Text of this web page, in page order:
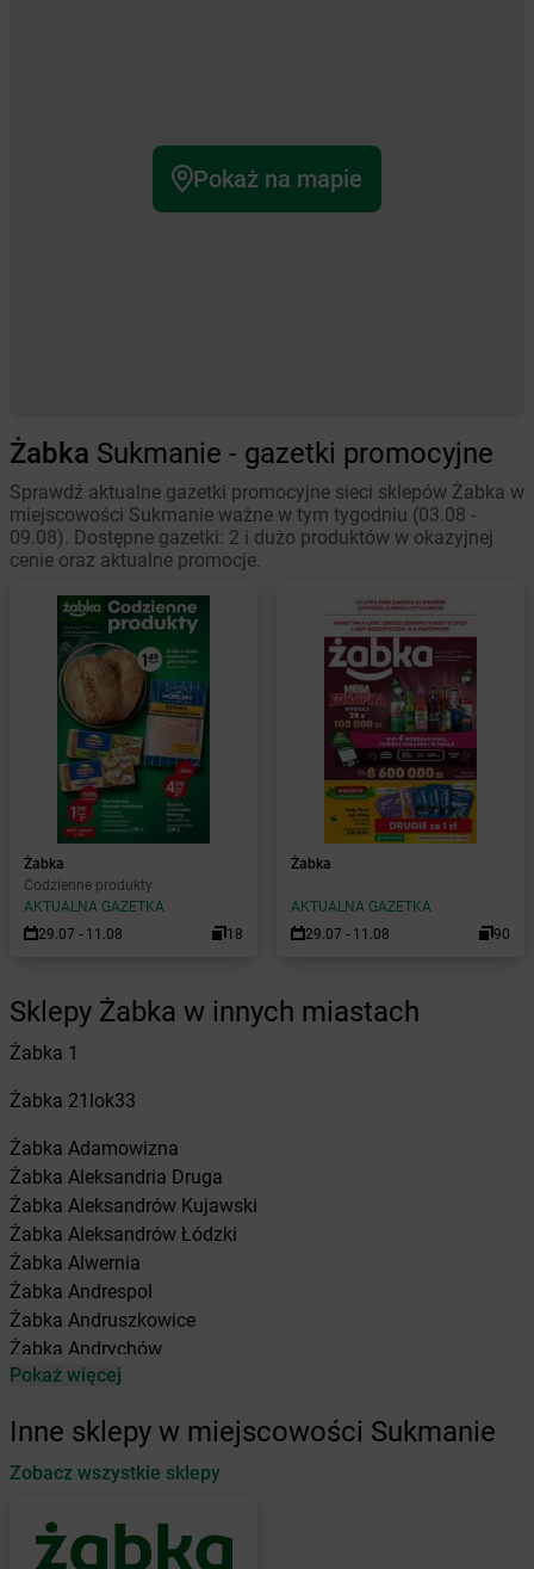
Pokaż na mapie
Żabka Sukmanie - gazetki promocyjne
Sprawdź aktualne gazetki promocyjne sieci sklepów Żabka w
miejscowości Sukmanie ważne w tym tygodniu (03.08 -
09.08). Dostępne gazetki: 2 i dużo produktów w okazyjnej
cenie oraz aktualne promocje.
Żabka
Codzienne produkty
AKTUALNA GAZETKA
29.07 - 11.08
18
Żabka
AKTUALNA GAZETKA
29.07 - 11.08
90
Sklepy Żabka w innych miastach
Żabka 1
Żabka 21lok33
Żabka Adamowizna
Żabka Aleksandria Druga
Żabka Aleksandrów Kujawski
Żabka Aleksandrów Łódzki
Żabka Alwernia
Żabka Andrespol
Żabka Andruszkowice
Żabka Andrychów
Żabka Antonie
Żabka Automat
Żabka Babica
Żabka Babimost
Pokaż więcej
Inne sklepy w miejscowości Sukmanie
Zobacz wszystkie sklepy